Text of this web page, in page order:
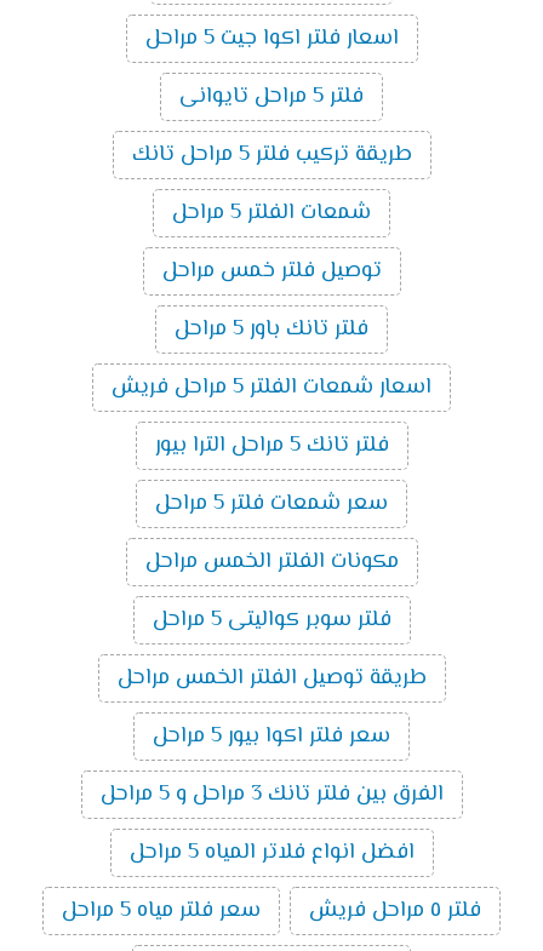
اسعار فلتر اكوا جيت 5 مراحل
فلتر 5 مراحل تايوانى
طريقة تركيب فلتر 5 مراحل تانك
شمعات الفلتر 5 مراحل
توصيل فلتر خمس مراحل
فلتر تانك باور 5 مراحل
اسعار شمعات الفلتر 5 مراحل فريش
فلتر تانك 5 مراحل الترا بيور
سعر شمعات فلتر 5 مراحل
مكونات الفلتر الخمس مراحل
فلتر سوبر كواليتى 5 مراحل
طريقة توصيل الفلتر الخمس مراحل
سعر فلتر اكوا بيور 5 مراحل
الفرق بين فلتر تانك 3 مراحل و 5 مراحل
افضل انواع فلاتر المياه 5 مراحل
فلتر ٥ مراحل فريش
سعر فلتر مياه 5 مراحل